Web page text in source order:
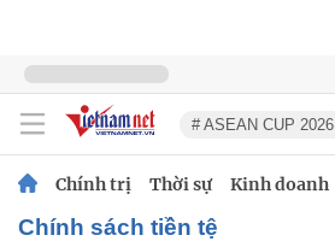
# ASEAN CUP 2026
Chính trị Thời sự Kinh doanh
chính sách tiền tệ